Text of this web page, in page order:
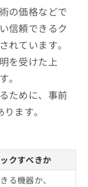
の価格などで
信頼できるク
れています。
を受けた上
。
ために、事前
ります。
クすべきか
る機器か、